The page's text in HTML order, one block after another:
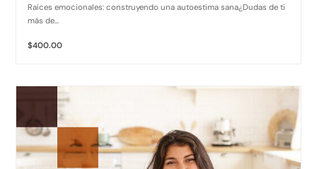
Raíces emocionales: construyendo una autoestima sana¿Dudas de ti
más de...
$400.00